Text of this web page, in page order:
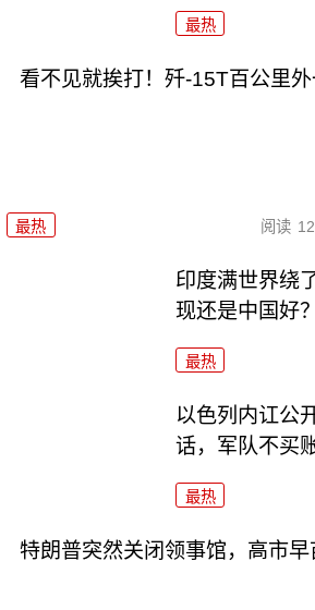
最热
看不见就挨打！歼-15T百公里
最热 阅读
印度满世界绕
现还是中国好？
最热
以色列内讧公
话，军队不买
最热
特朗普突然关闭领事馆，高市